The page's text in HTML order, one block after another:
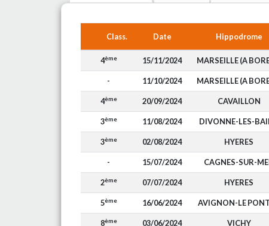
Class. Date Hippodrome
4ème 15/11/2024 MARSEILLE (A
- 11/10/2024 MARSEILLE (A
4ème 20/09/2024 CAVAILLON
3ème 11/08/2024 DIVONNE-LES-
3ème 02/08/2024 HYERES
- 15/07/2024 CAGNES-SUR-
2ème 07/07/2024 HYERES
5ème 16/06/2024 AVIGNON-LE
8ème 03/06/2024 VICHY